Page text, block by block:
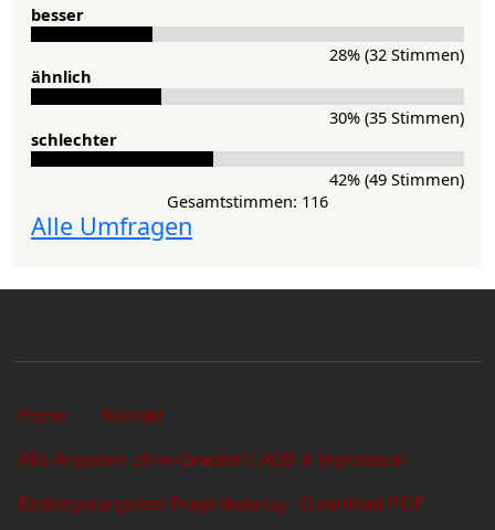
besser
28% (32 Stimmen)
ähnlich
30% (35 Stimmen)
schlechter
42% (49 Stimmen)
Gesamtstimmen: 116
Alle Umfragen
Sekundärlinks
Home
Kontakt
Alle Angaben ohne Gewähr! | AGB & Impressum
Einbürgerungstest Fragenkatalog - Download PDF